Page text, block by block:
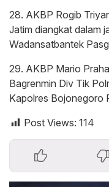
28. AKBP Rogib
Jatim diangkat dalam
Wadansatbantek
29. AKBP Mario
Bagrenmin Div Tik
Kapolres Bojonegoro
Post Views: 114